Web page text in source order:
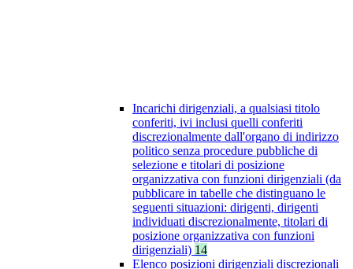
Incarichi dirigenziali, a qualsiasi titolo
conferiti, ivi inclusi quelli conferiti
discrezionalmente dall'organo di indirizzo
politico senza procedure pubbliche di
selezione e titolari di posizione
organizzativa con funzioni dirigenziali (da
pubblicare in tabelle che distinguano le
seguenti situazioni: dirigenti, dirigenti
individuati discrezionalmente, titolari di
posizione organizzativa con funzioni
dirigenziali) 14
Elenco posizioni dirigenziali discrezionali